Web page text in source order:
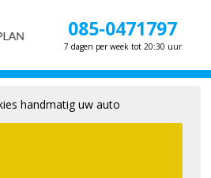
085-0471797
7 dagen per week tot 20:30 uur
handmatig uw auto